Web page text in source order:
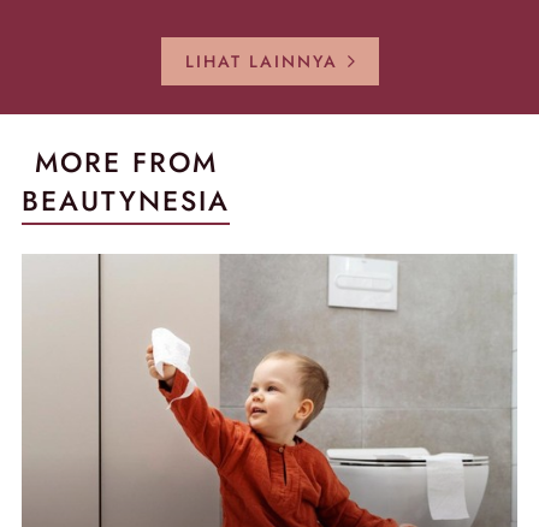
LIHAT LAINNYA
MORE FROM
BEAUTYNESIA